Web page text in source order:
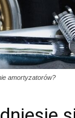
amortyzatorów?